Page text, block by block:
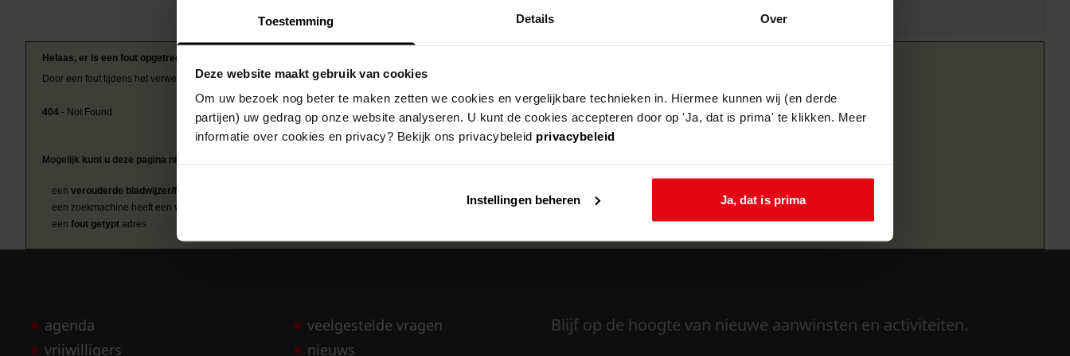
Toestemming Details Over
Deze website maakt gebruik van cookies
Om uw bezoek nog beter te maken zetten we cookies en vergelijkbare technieken in. Hiermee kunnen wij (en derde
partijen) uw gedrag op onze website analyseren. U kunt de cookies accepteren door op 'Ja, dat is prima' te klikken. Meer
informatie over cookies en privacy? Bekijk ons privacybeleid privacybeleid
Instellingen beheren Ja, dat is prima
Helaas, er is een fout opgetreden
Door een fout tijdens het verwerken van deze pagina is het niet mogelijk om deze pagina te kunnen bekijken.
404 - Not Found
Mogelijk kunt u deze pagina niet bezoeken door:
een verouderde bladwijzer/favoriet
een zoekmachine heeft een verouderde lijst van de website
een fout getypt adres
agenda
vrijwilligers
veelgestelde vragen
nieuws
Blijf op de hoogte van nieuwe aanwinsten en activiteiten.